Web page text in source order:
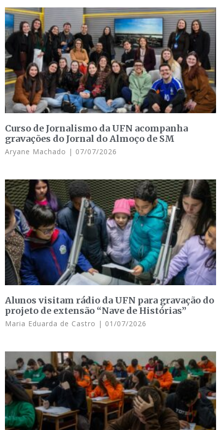
Curso de Jornalismo da UFN acompanha
gravações do Jornal do Almoço de SM
Aryane Machado 07/07/2026
Alunos visitam rádio da UFN para gravação do
projeto de extensão “Nave de Histórias”
Maria Eduarda de Castro 01/07/2026